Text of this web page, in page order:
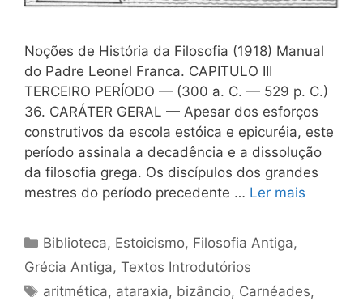
Noções de História da Filosofia (1918) Manual
do Padre Leonel Franca. CAPITULO III
TERCEIRO PERÍODO — (300 a. C. — 529 p. C.)
36. CARÁTER GERAL — Apesar dos esforços
construtivos da escola estóica e epicuréia, este
período assinala a decadência e a dissolução
da filosofia grega. Os discípulos dos grandes
mestres do período precedente … Ler mais
Categorias
Biblioteca, Estoicismo, Filosofia Antiga,
Grécia Antiga, Textos Introdutórios
Tags
aritmética, ataraxia, bizâncio, Carnéades,